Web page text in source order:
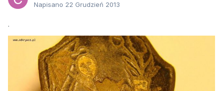
Napisano 22 Grudzień 2013
.